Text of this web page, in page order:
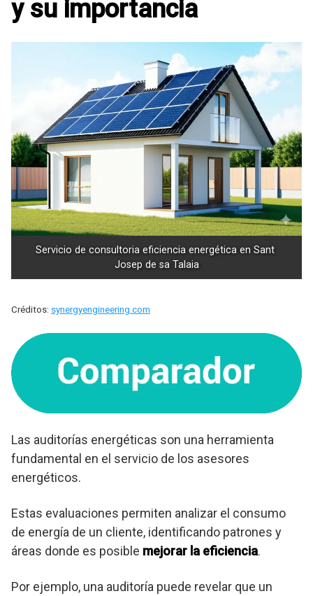
y su importancia
Servicio de consultoria eficiencia energética en Sant
Josep de sa Talaia
Créditos: synergyengineering.com
Las auditorías energéticas son una herramienta
fundamental en el servicio de los asesores
energéticos.
Estas evaluaciones permiten analizar el consumo
de energía de un cliente, identificando patrones y
áreas donde es posible mejorar la eficiencia.
Por ejemplo, una auditoría puede revelar que un